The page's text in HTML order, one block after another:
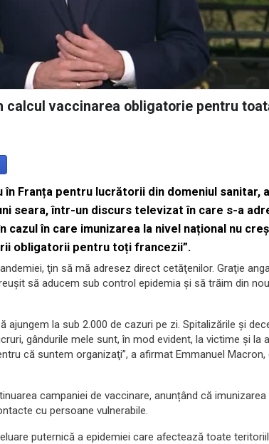
calcul vaccinarea obligatorie pentru
în Franța pentru lucrătorii din domeniul sanitar,
seara, într-un discurs televizat în care s-a
cazul în care imunizarea la nivel național nu
obligatorii pentru toți francezii”.
ţin să mă adresez direct cetăţenilor. Graţie
să aducem sub control epidemia şi să trăim din
ajungem la sub 2.000 de cazuri pe zi. Spitalizările şi
gândurile mele sunt, în mod evident, la victime şi la
că suntem organizaţi”, a afirmat Emmanuel
campaniei de vaccinare, anunțând că imunizarea
cu persoane vulnerabile.
puternică a epidemiei care afectează toate